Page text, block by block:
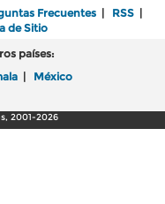
Frecuentes | RSS |
de Sitio
países:
| México
2001-2026